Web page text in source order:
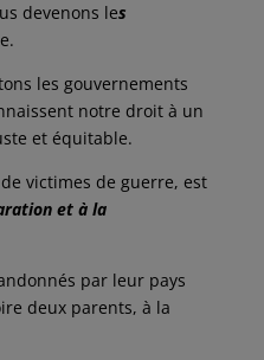
devenons les
les gouvernements
notre droit à un
et équitable.
victimes de guerre, est
et à la
par leur pays
deux parents, à la